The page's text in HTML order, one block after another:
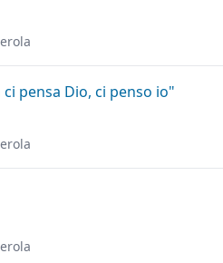
pensa Dio, ci penso io"